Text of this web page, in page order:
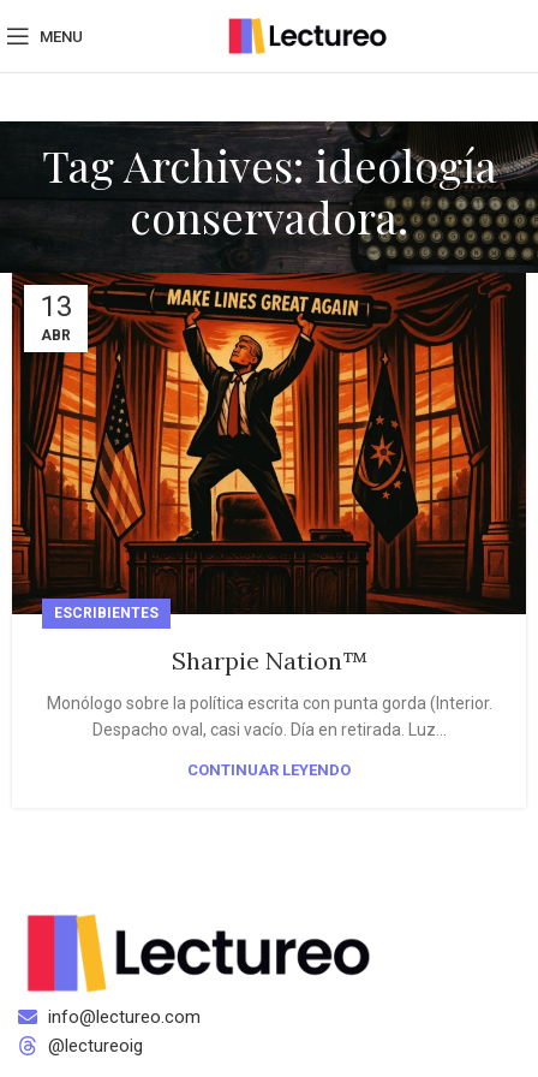
MENU
Tag Archives: ideología
conservadora.
13
ABR
ESCRIBIENTES
Sharpie Nation™
Monólogo sobre la política escrita con punta gorda (Interior.
Despacho oval, casi vacío. Día en retirada. Luz...
CONTINUAR LEYENDO
info@lectureo.com
@lectureoig